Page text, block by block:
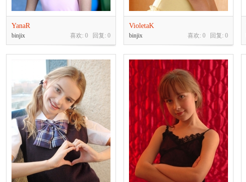
YanaR
喜欢: 0 回复: 0
binjix
VioletaK
喜欢: 0 回复: 0
binjix